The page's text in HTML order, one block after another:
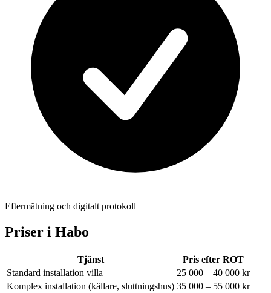
Eftermätning och digitalt protokoll
Priser i Habo
Tjänst
Pris efter ROT
Standard installation villa
25 000 – 40 000 kr
Komplex installation (källare, sluttningshus) 35 000 – 55 000 kr